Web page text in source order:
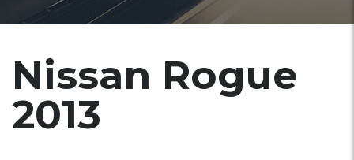
Nissan Rogue
2013